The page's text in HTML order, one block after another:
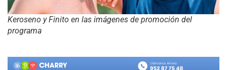
Keroseno y Finito en las imágenes de promoción del
programa